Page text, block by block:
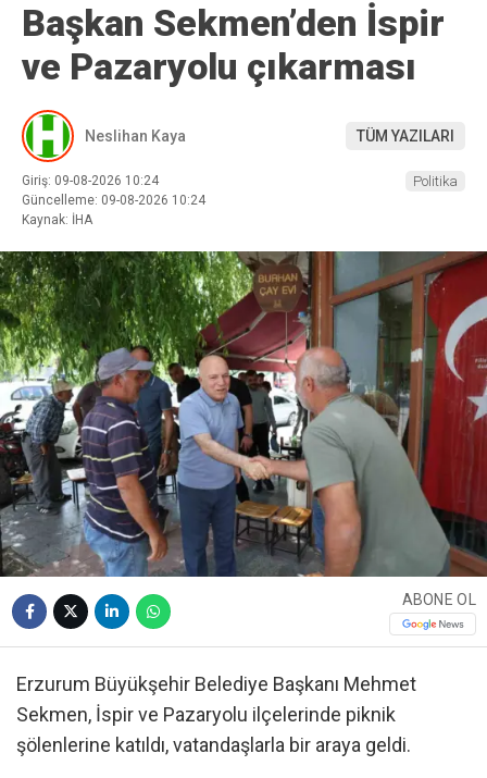
Başkan Sekmen’den İspir
ve Pazaryolu çıkarması
Neslihan Kaya TÜM YAZILARI
Giriş: 09-08-2026 10:24
Güncelleme: 09-08-2026 10:24
Kaynak: İHA
Politika
ABONE OL
Erzurum Büyükşehir Belediye Başkanı Mehmet
Sekmen, İspir ve Pazaryolu ilçelerinde piknik
şölenlerine katıldı, vatandaşlarla bir araya geldi.